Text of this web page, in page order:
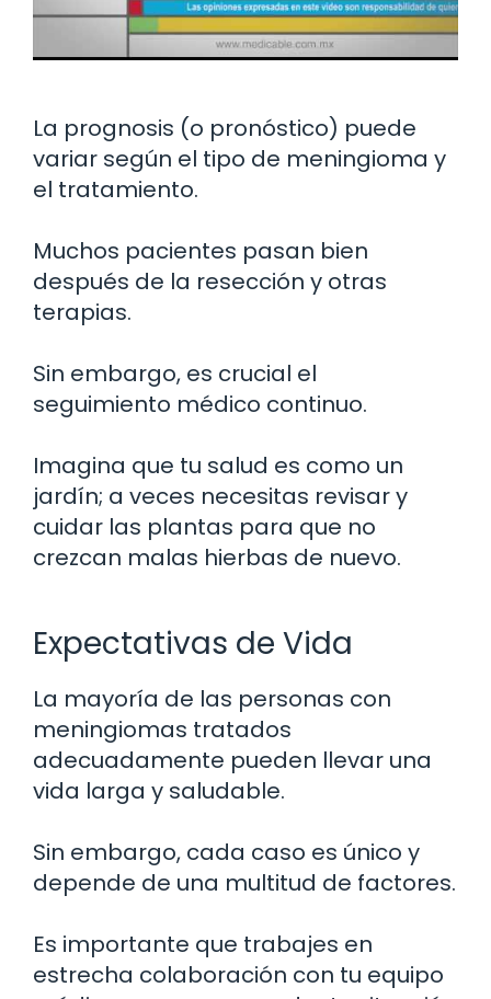
La prognosis (o pronóstico) puede
variar según el tipo de meningioma y
el tratamiento.
Muchos pacientes pasan bien
después de la resección y otras
terapias.
Sin embargo, es crucial el
seguimiento médico continuo.
Imagina que tu salud es como un
jardín; a veces necesitas revisar y
cuidar las plantas para que no
crezcan malas hierbas de nuevo.
Expectativas de Vida
La mayoría de las personas con
meningiomas tratados
adecuadamente pueden llevar una
vida larga y saludable.
Sin embargo, cada caso es único y
depende de una multitud de factores.
Es importante que trabajes en
estrecha colaboración con tu equipo